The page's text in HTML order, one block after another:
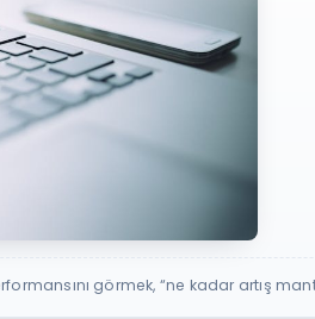
görmek, “ne kadar artış